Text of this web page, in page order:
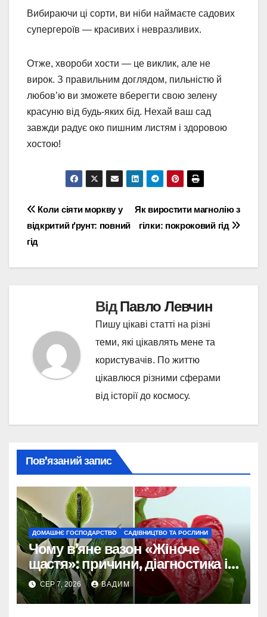
Вибираючи ці сорти, ви ніби наймаєте садових
супергероїв — красивих і невразливих.
Отже, хвороби хости — це виклик, але не
вирок. З правильним доглядом, пильністю й
любов’ю ви зможете вберегти свою зелену
красуню від будь-яких бід. Нехай ваш сад
завжди радує око пишним листям і здоровою
хостою!
Навігація
записів
Як виростити магнолію з
гілки: покроковий гід
Коли сіяти моркву у
відкритий ґрунт: повний
гід
ВідПавло Левчин
Пишу цікаві статті на різні
теми, які цікавлять мене та
користувачів. По життю
цікавлюся різними сферами
від історії до космосу.
Пов’язаний запис
ДОМАШНЄ ГОСПОДАРСТВО САДІВНИЦТВО ТА РОСЛИНИ
Чому в’яне вазон «Жіноче
щастя»: причини, діагностика і
порятунок рослини
СЕР 7, 2026 ВАДИМ